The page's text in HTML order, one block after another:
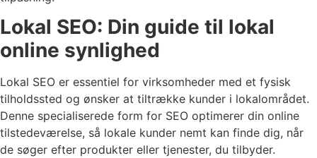
Lokal SEO: Din guide til lokal
online synlighed
Lokal SEO er essentiel for virksomheder med et fysisk
tilholdssted og ønsker at tiltrække kunder i lokalområdet.
Denne specialiserede form for SEO optimerer din online
tilstedeværelse, så lokale kunder nemt kan finde dig, når
de søger efter produkter eller tjenester, du tilbyder.